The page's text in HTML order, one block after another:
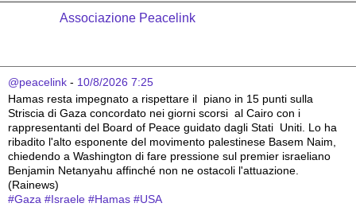
Associazione Peacelink
@peacelink - 10/8/2026 7:25
Hamas resta impegnato a rispettare il  piano in 15 punti sulla
Striscia di Gaza concordato nei giorni scorsi  al Cairo con i
rappresentanti del Board of Peace guidato dagli Stati  Uniti. Lo ha
ribadito l'alto esponente del movimento palestinese Basem Naim,
chiedendo a Washington di fare pressione sul premier israeliano
Benjamin Netanyahu affinché non ne ostacoli l'attuazione.
(Rainews)
#Gaza #Israele #Hamas #USA